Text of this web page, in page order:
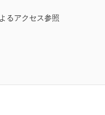
るアクセス参照